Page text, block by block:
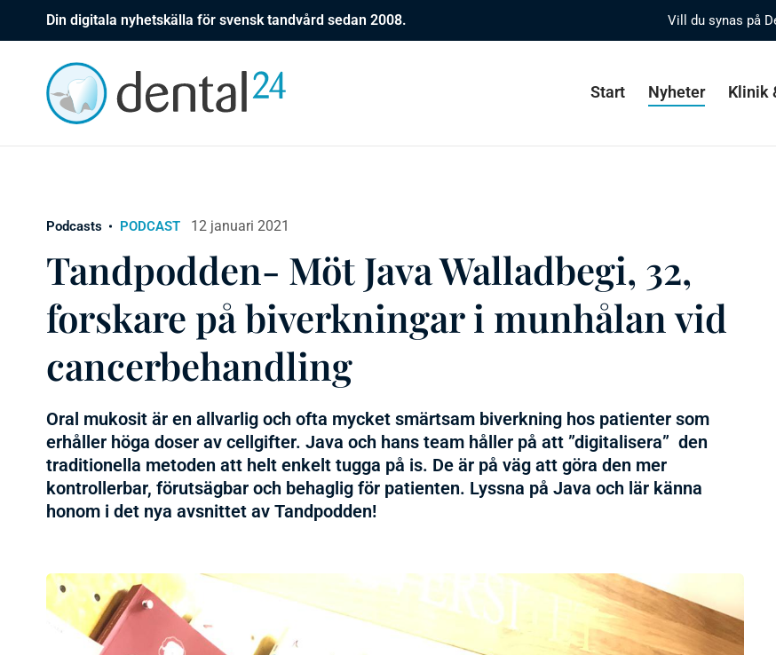
Din digitala nyhetskälla för svensk tandvård sedan 2008. Vill du synas på
Start Nyheter Klinik
Podcasts PODCAST 12 januari 2021
Tandpodden- Möt Java Walladbegi, 32,
forskare på biverkningar i munhålan vid
cancerbehandling
Oral mukosit är en allvarlig och ofta mycket smärtsam biverkning hos patienter som
erhåller höga doser av cellgifter. Java och hans team håller på att ”digitalisera” den
traditionella metoden att helt enkelt tugga på is. De är på väg att göra den mer
kontrollerbar, förutsägbar och behaglig för patienten. Lyssna på Java och lär känna
honom i det nya avsnittet av Tandpodden!